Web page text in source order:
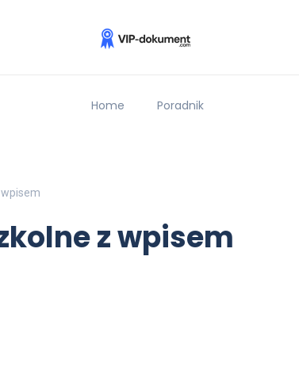
Home Poradnik
z wpisem